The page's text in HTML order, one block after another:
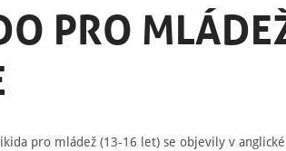
PRO
pro mládež (13-16 let) se objevily v